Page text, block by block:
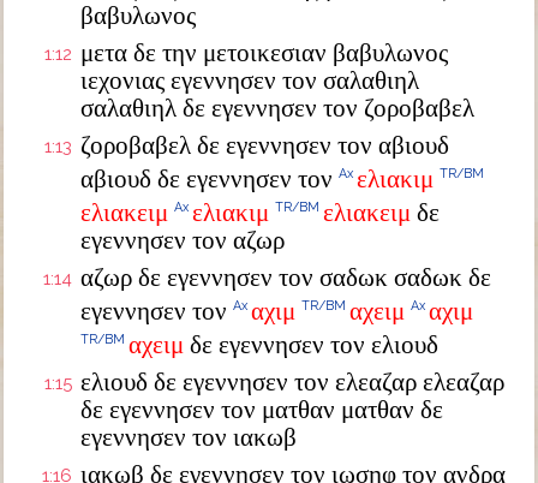
βαβυλωνος
1:12 μετα δε την μετοικεσιαν βαβυλωνος
ιεχονιας εγεννησεν τον σαλαθιηλ
σαλαθιηλ δε εγεννησεν τον ζοροβαβελ
1:13 ζοροβαβελ δε εγεννησεν τον αβιουδ
αβιουδ δε εγεννησεν τον Ax ελιακιμ TR/BM
ελιακειμ Ax ελιακιμ TR/BM ελιακειμ δε
εγεννησεν τον αζωρ
1:14 αζωρ δε εγεννησεν τον σαδωκ σαδωκ δε
εγεννησεν τον Ax αχιμ TR/BM αχειμ Ax αχιμ
TR/BM αχειμ δε εγεννησεν τον ελιουδ
1:15 ελιουδ δε εγεννησεν τον ελεαζαρ ελεαζαρ
δε εγεννησεν τον ματθαν ματθαν δε
εγεννησεν τον ιακωβ
1:16 ιακωβ δε εγεννησεν τον ιωσηφ τον ανδρα